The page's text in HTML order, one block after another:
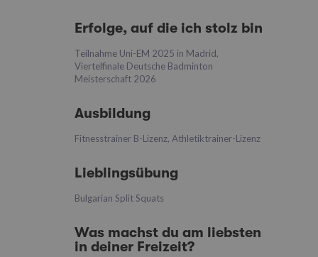
Erfolge, auf die ich stolz bin
Teilnahme Uni-EM 2025 in Madrid,
Viertelfinale Deutsche Badminton
Meisterschaft 2026
Ausbildung
Fitnesstrainer B-Lizenz, Athletiktrainer-Lizenz
Lieblingsübung
Bulgarian Split Squats
Was machst du am liebsten
in deiner Freizeit?